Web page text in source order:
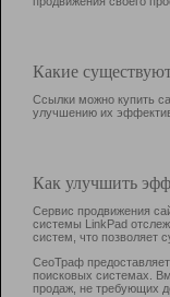
Какие
Ссылки можно купить
улучшению их
Как улучшить
Сервис продвижения
системы LinkPad
систем, что позволяет
СеоТраф
поисковых системах.
продаж, не требующих